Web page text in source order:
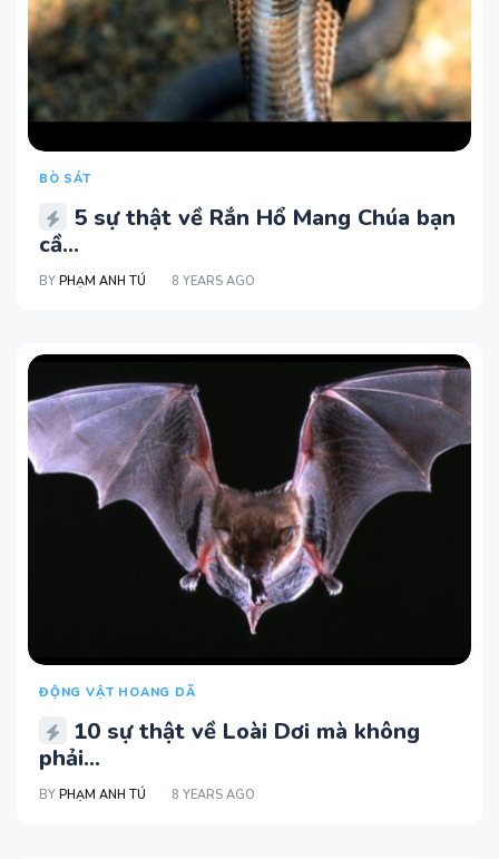
BÒ SÁT
5 sự thật về Rắn Hổ Mang Chúa bạn
cầ...
BY PHẠM ANH TÚ 8 YEARS AGO
ĐỘNG VẬT HOANG DÃ
10 sự thật về Loài Dơi mà không
phải...
BY PHẠM ANH TÚ 8 YEARS AGO